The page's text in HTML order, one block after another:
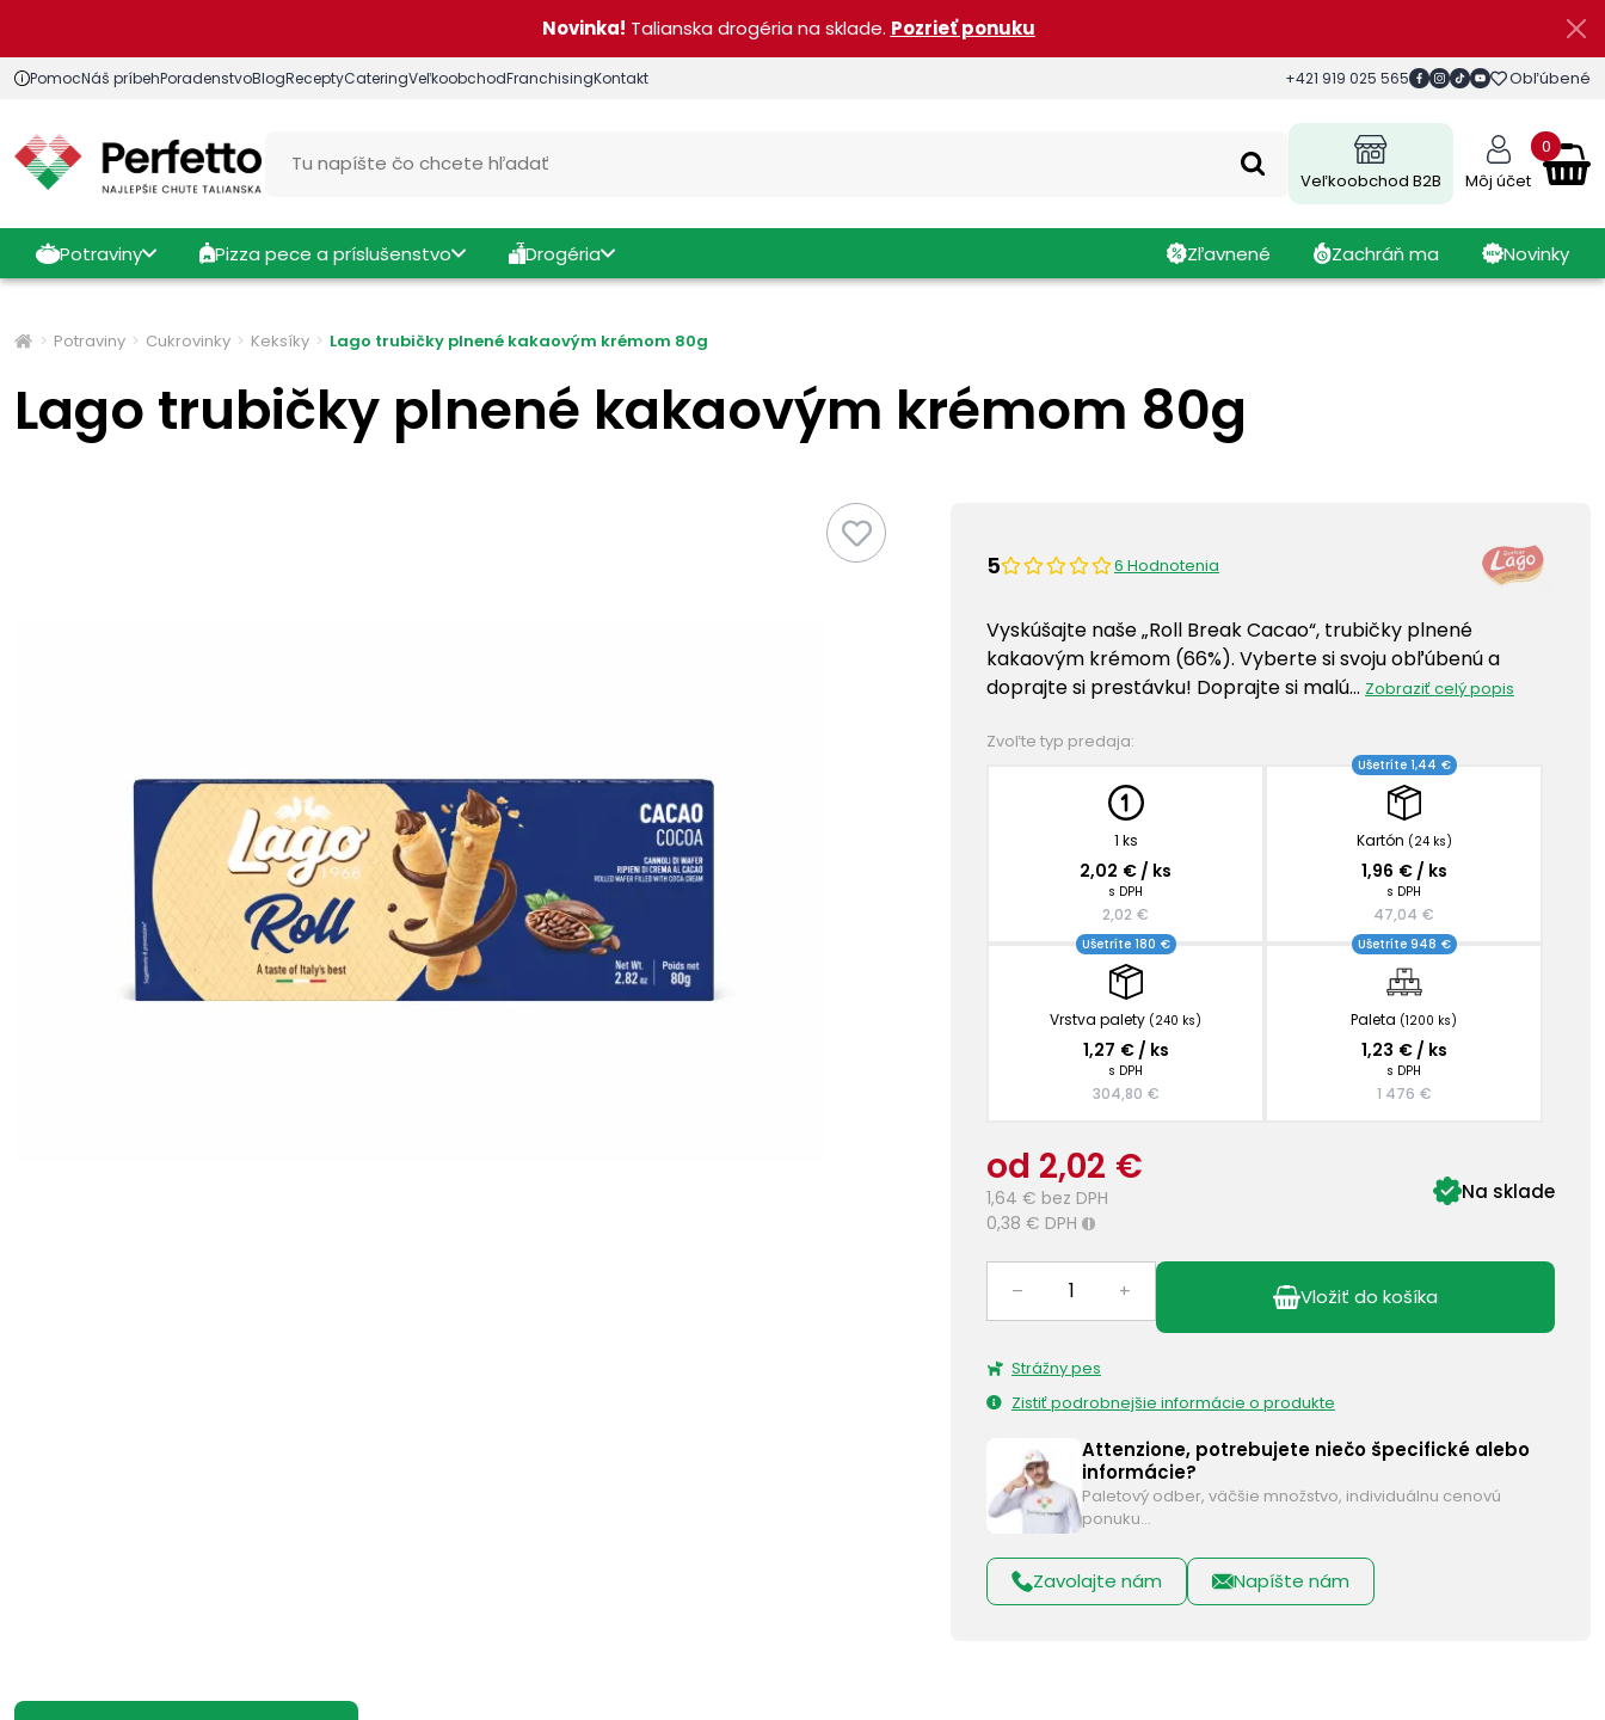
Novinka! Talianska drogéria na sklade. Pozrieť ponuku
PomocNáš príbehPoradenstvoBlogReceptyCateringVeľkoobchodFranchisingKontakt +421 919 025 565 Obľúbené
Veľkoobchod B2B Môj účet
0
Potraviny Pizza pece a príslušenstvo Drogéria Zľavnené Zachráň ma Novinky
Potraviny Cukrovinky Keksíky Lago trubičky plnené kakaovým krémom 80g
Lago trubičky plnené kakaovým krémom 80g
5 6 Hodnotenia
Vyskúšajte naše „Roll Break Cacao“, trubičky plnené
kakaovým krémom (66%). Vyberte si svoju obľúbenú a
doprajte si prestávku! Doprajte si malú… Zobraziť celý popis
Zvoľte typ predaja:
1 ks
2,02 € / ks
s DPH
2,02 €
Kartón (24 ks)
Ušetríte 1,44 €
1,96 € / ks
s DPH
47,04 €
Vrstva palety (240 ks)
Ušetríte 180 €
1,27 € / ks
s DPH
304,80 €
Paleta (1200 ks)
Ušetríte 948 €
1,23 € / ks
s DPH
1 476 €
od 2,02 €
1,64 € bez DPH
0,38 € DPH i
Na sklade
– + Vložiť do košíka
Strážny pes
Zistiť podrobnejšie informácie o produkte
Attenzione, potrebujete niečo špecifické alebo
informácie?
Paletový odber, väčšie množstvo, individuálnu cenovú
ponuku…
Zavolajte nám Napíšte nám